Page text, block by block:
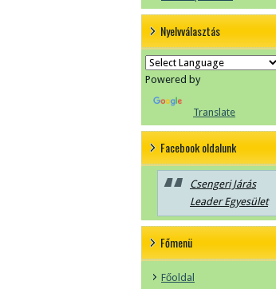
Nyelvválasztás
Powered by
Translate
Facebook oldalunk
Csengeri Járás
Leader Egyesület
Főmenü
Főoldal